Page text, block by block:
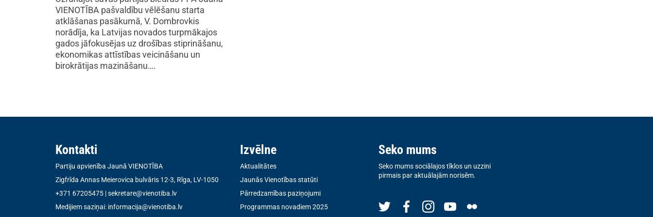
VIENOTĪBA pašvaldību vēlēšanu starta
atklāšanas pasākumā, V. Dombrovkis
norādīja, ka Latvijas novados turpmākajos
gados jāfokusējas uz drošības stiprināšanu,
ekonomikas attīstības veicināšanu un
birokrātijas mazināšanu….
Kontakti
Partiju apvienība Jaunā VIENOTĪBA
Zigfrīda Annas Meierovica bulvāris 12-3, Rīga, LV-1050
+371 67205475 |sekretare@vienotiba.lv
Medijiem saziņai: informacija@vienotiba.lv
Izvēlne
Aktualitātes
Jaunās Vienotības statūti
Pārredzamības paziņojumi
Programmas novadiem 2025
Seko mums
Seko mums sociālajos tīklos un uzzini
pirmais par aktuālajām norisēm.